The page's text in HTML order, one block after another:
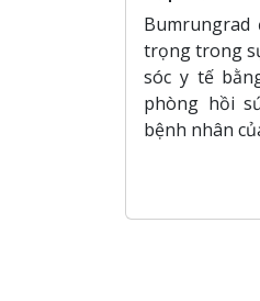
với xu
trọng trong
sóc y tế
phòng hồi
bệnh nhân